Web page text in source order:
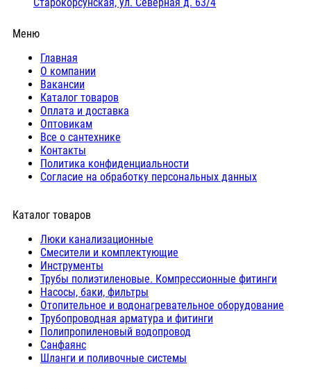
Меню
Главная
О компании
Вакансии
Каталог товаров
Оплата и доставка
Оптовикам
Все о сантехнике
Контакты
Политика конфиденциальности
Согласие на обработку персональных данных
Каталог товаров
Люки канализационные
Cмесители и комплектующие
Инструменты
Трубы полиэтиленовые. Компрессионные фитинги
Насосы, баки, фильтры
Отопительное и водонагревательное оборудование
Трубопроводная арматура и фитинги
Полипропиленовый водопровод
Санфаянс
Шланги и поливочные системы